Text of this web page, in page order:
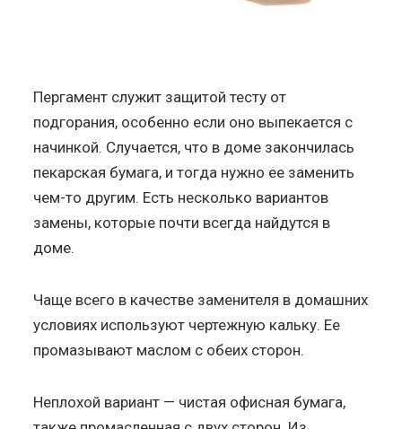
Пергамент служит защитой тесту от
подгорания, особенно если оно выпекается с
начинкой. Случается, что в доме закончилась
пекарская бумага, и тогда нужно ее заменить
чем-то другим. Есть несколько вариантов
замены, которые почти всегда найдутся в
доме.
Чаще всего в качестве заменителя в домашних
условиях используют чертежную кальку. Ее
промазывают маслом с обеих сторон.
Неплохой вариант — чистая офисная бумага,